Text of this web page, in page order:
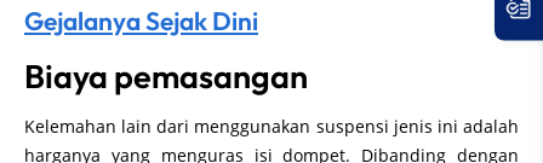
Gejalanya Sejak Dini
Biaya pemasangan
Kelemahan lain dari menggunakan suspensi jenis ini adalah
harganya yang menguras isi dompet. Dibanding dengan